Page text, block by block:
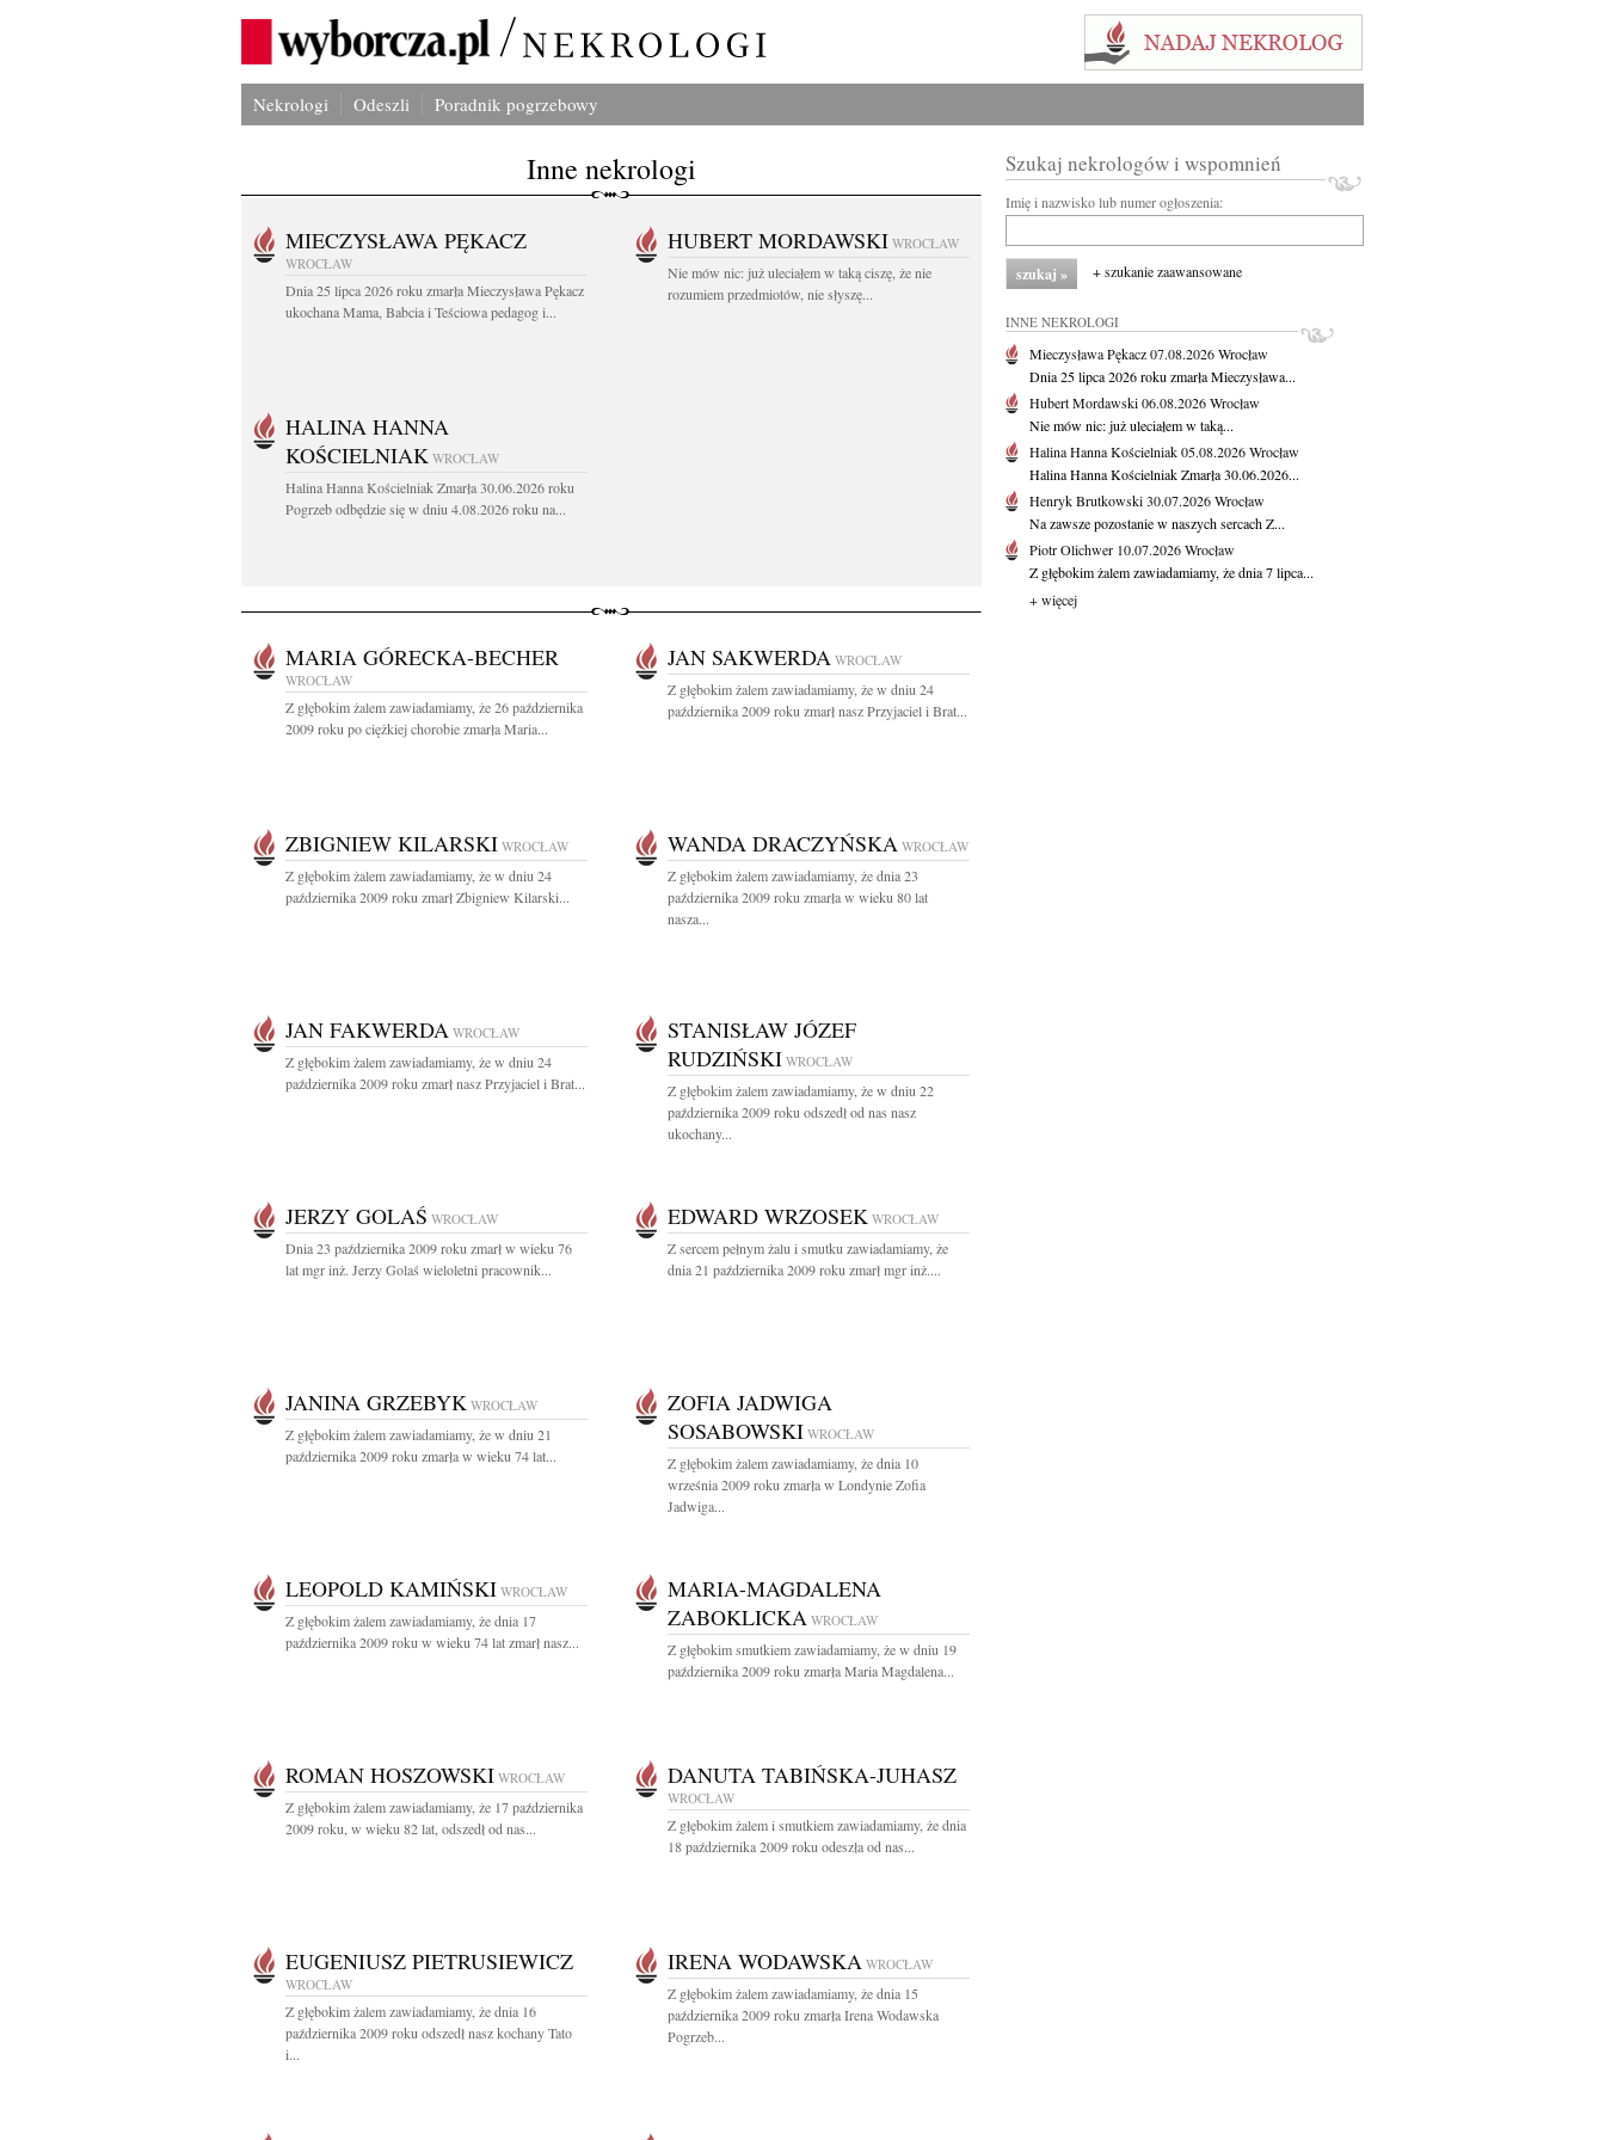
Nekrologi Odeszli Poradnik pogrzebowy
Inne nekrologi
MIECZYSŁAWA PĘKACZ
WROCŁAW
Dnia 25 lipca 2026 roku zmarła Mieczysława Pękacz
ukochana Mama, Babcia i Teściowa pedagog i...
HUBERT MORDAWSKI WROCŁAW
Nie mów nic: już uleciałem w taką ciszę, że nie
rozumiem przedmiotów, nie słyszę...
HALINA HANNA
KOŚCIELNIAK WROCŁAW
Halina Hanna Kościelniak Zmarła 30.06.2026 roku
Pogrzeb odbędzie się w dniu 4.08.2026 roku na...
MARIA GÓRECKA-BECHER
WROCŁAW
Z głębokim żalem zawiadamiamy, że 26 października
2009 roku po ciężkiej chorobie zmarła Maria...
JAN SAKWERDA WROCŁAW
Z głębokim żalem zawiadamiamy, że w dniu 24
października 2009 roku zmarł nasz Przyjaciel i Brat...
ZBIGNIEW KILARSKI WROCŁAW
Z głębokim żalem zawiadamiamy, że w dniu 24
października 2009 roku zmarł Zbigniew Kilarski...
WANDA DRACZYŃSKA WROCŁAW
Z głębokim żalem zawiadamiamy, że dnia 23
października 2009 roku zmarła w wieku 80 lat
nasza...
JAN FAKWERDA WROCŁAW
Z głębokim żalem zawiadamiamy, że w dniu 24
października 2009 roku zmarł nasz Przyjaciel i Brat...
STANISŁAW JÓZEF
RUDZIŃSKI WROCŁAW
Z głębokim żalem zawiadamiamy, że w dniu 22
października 2009 roku odszedł od nas nasz
ukochany...
JERZY GOLAŚ WROCŁAW
Dnia 23 października 2009 roku zmarł w wieku 76
lat mgr inż. Jerzy Golaś wieloletni pracownik...
EDWARD WRZOSEK WROCŁAW
Z sercem pełnym żalu i smutku zawiadamiamy, że
dnia 21 października 2009 roku zmarł mgr inż....
JANINA GRZEBYK WROCŁAW
Z głębokim żalem zawiadamiamy, że w dniu 21
października 2009 roku zmarła w wieku 74 lat...
ZOFIA JADWIGA
SOSABOWSKI WROCŁAW
Z głębokim żalem zawiadamiamy, że dnia 10
września 2009 roku zmarła w Londynie Zofia
Jadwiga...
LEOPOLD KAMIŃSKI WROCŁAW
Z głębokim żalem zawiadamiamy, że dnia 17
października 2009 roku w wieku 74 lat zmarł nasz...
MARIA-MAGDALENA
ZABOKLICKA WROCŁAW
Z głębokim smutkiem zawiadamiamy, że w dniu 19
października 2009 roku zmarła Maria Magdalena...
ROMAN HOSZOWSKI WROCŁAW
Z głębokim żalem zawiadamiamy, że 17 października
2009 roku, w wieku 82 lat, odszedł od nas...
DANUTA TABIŃSKA-JUHASZ
WROCŁAW
Z głębokim żalem i smutkiem zawiadamiamy, że dnia
18 października 2009 roku odeszła od nas...
EUGENIUSZ PIETRUSIEWICZ
WROCŁAW
Z głębokim żalem zawiadamiamy, że dnia 16
października 2009 roku odszedł nasz kochany Tato
i...
IRENA WODAWSKA WROCŁAW
Z głębokim żalem zawiadamiamy, że dnia 15
października 2009 roku zmarła Irena Wodawska
Pogrzeb...
Szukaj nekrologów i wspomnień
Imię i nazwisko lub numer ogłoszenia:
+ szukanie zaawansowane
INNE NEKROLOGI
Mieczysława Pękacz07.08.2026Wrocław
Dnia 25 lipca 2026 roku zmarła Mieczysława...
Hubert Mordawski06.08.2026Wrocław
Nie mów nic: już uleciałem w taką...
Halina Hanna Kościelniak05.08.2026Wrocław
Halina Hanna Kościelniak Zmarła 30.06.2026...
Henryk Brutkowski30.07.2026Wrocław
Na zawsze pozostanie w naszych sercach Z...
Piotr Olichwer 10.07.2026Wrocław
Z głębokim żalem zawiadamiamy, że dnia 7 lipca...
+ więcej